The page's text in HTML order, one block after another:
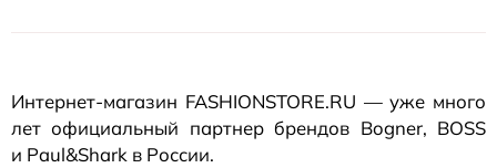
Интернет-магазин FASHIONSTORE.RU — уже много
лет официальный партнер брендов Bogner, BOSS
и Paul&Shark в России.